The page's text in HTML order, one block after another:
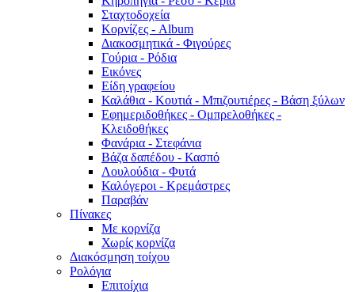
Σταχτοδοχεία
Κορνίζες - Album
Διακοσμητικά - Φιγούρες
Γούρια - Ρόδια
Εικόνες
Είδη γραφείου
Καλάθια - Κουτιά - Μπιζουτιέρες - Βάση ξύλων
Εφημεριδοθήκες - Ομπρελοθήκες -
Κλειδοθήκες
Φανάρια - Στεφάνια
Βάζα δαπέδου - Κασπό
Λουλούδια - Φυτά
Καλόγεροι - Κρεμάστρες
Παραβάν
Πίνακες
Με κορνίζα
Χωρίς κορνίζα
Διακόσμηση τοίχου
Ρολόγια
Επιτοίχια